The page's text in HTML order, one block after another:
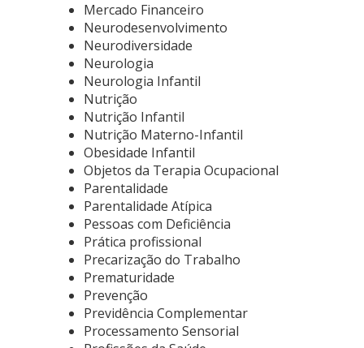
Mercado Financeiro
Neurodesenvolvimento
Neurodiversidade
Neurologia
Neurologia Infantil
Nutrição
Nutrição Infantil
Nutrição Materno-Infantil
Obesidade Infantil
Objetos da Terapia Ocupacional
Parentalidade
Parentalidade Atípica
Pessoas com Deficiência
Prática profissional
Precarização do Trabalho
Prematuridade
Prevenção
Previdência Complementar
Processamento Sensorial